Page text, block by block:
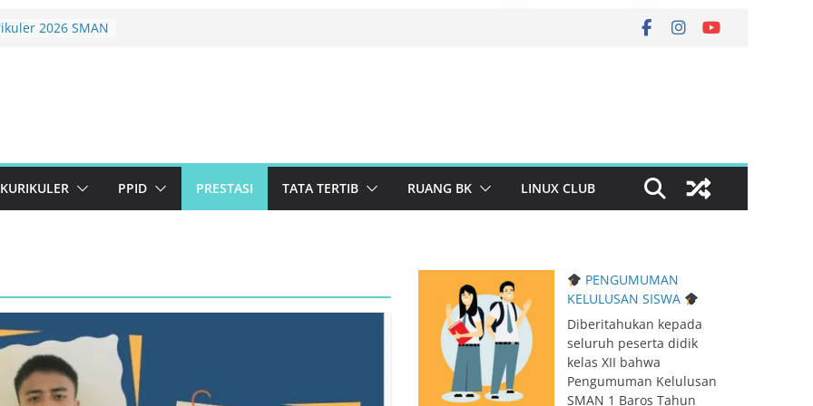
2026 SMAN
Lolos Semi-
Resmi
JENJANG
PPID PRESTASI TATA TERTIB RUANG BK LINUX CLUB
PENGUMUMAN
KELULUSAN SISWA
Diberitahukan kepada
seluruh peserta didik
kelas XII bahwa
Pengumuman Kelulusan
SMAN 1 Baros Tahun